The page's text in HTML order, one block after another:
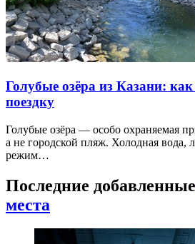
Голубые озёра из Казани:
поездку
Голубые озёра — особо охраняемая
а не городской пляж. Холодная вода,
режим…
Последние добавленные
места